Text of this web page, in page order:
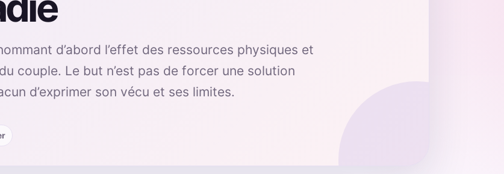
d’abord l’effet des ressources physiques et
couple. Le but n’est pas de forcer une solution
d’exprimer son vécu et ses limites.